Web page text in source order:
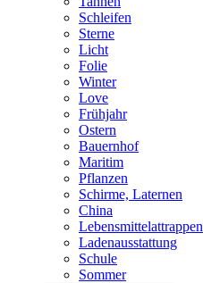
Schleifen
Sterne
Licht
Folie
Winter
Love
Frühjahr
Ostern
Bauernhof
Maritim
Pflanzen
Schirme, Laternen
China
Lebensmittelattrappen
Ladenausstattung
Schule
Sommer